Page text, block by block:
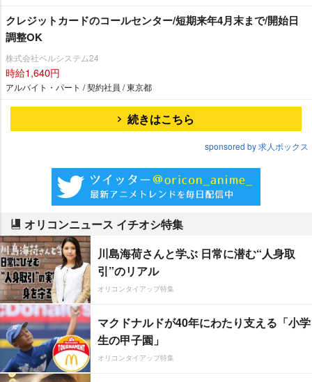
クレジットカードのコールセンター/短期来年4月末まで/開始日
調整OK
株式会社ベルシステム24
時給1,640円
アルバイト・パート / 契約社員 / 東京都
続きはこちら
sponsored by 求人ボックス
オリコンニュース イチオシ特集
川島海荷さんと学ぶ 日常に潜む“人身取
引”のリアル
オリコンタイアップ特集
マクドナルドが40年にわたり支える「小学
生の甲子園」
オリコンタイアップ特集